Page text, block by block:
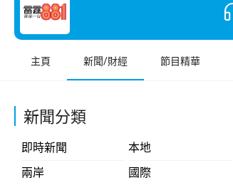
主頁 新聞/財經 節目精華
新聞分類
即時新聞
本地
兩岸
國際